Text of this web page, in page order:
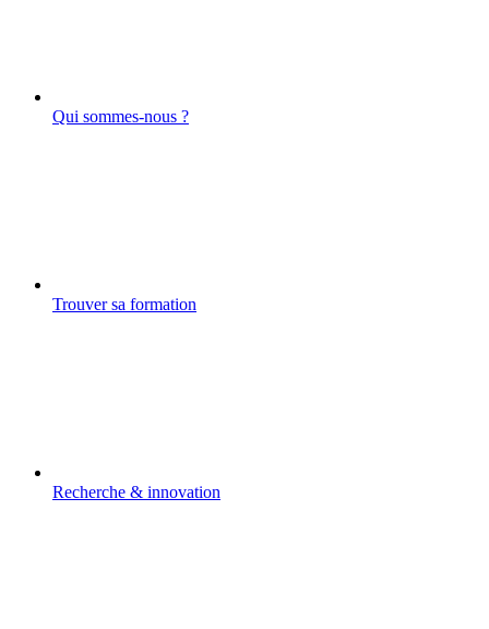
Qui sommes-nous ?
Trouver sa formation
Recherche & innovation